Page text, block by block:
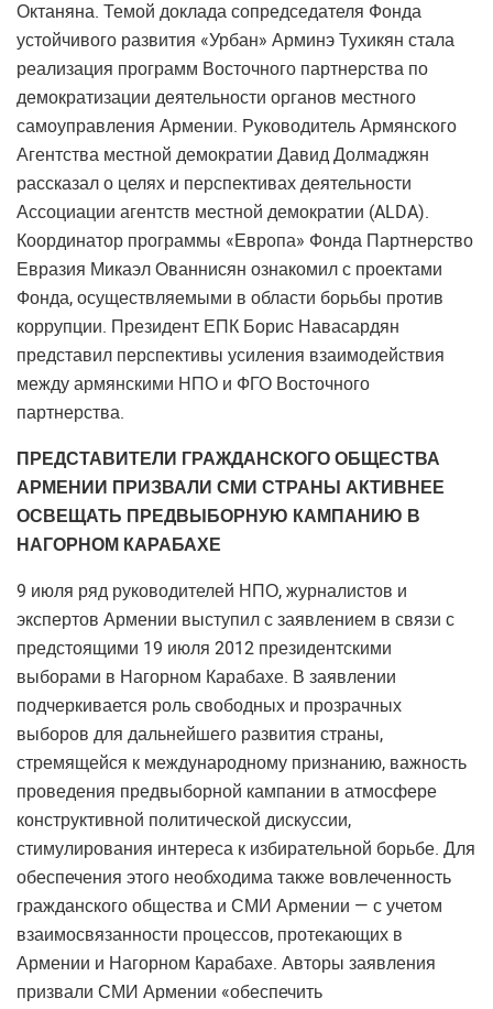
Октаняна. Темой доклада сопредседателя Фонда
устойчивого развития «Урбан» Арминэ Тухикян стала
реализация программ Восточного партнерства по
демократизации деятельности органов местного
самоуправления Армении. Руководитель Армянского
Агентства местной демократии Давид Долмаджян
рассказал о целях и перспективах деятельности
Ассоциации агентств местной демократии (ALDA).
Координатор программы «Европа» Фонда Партнерство
Евразия Микаэл Ованнисян ознакомил с проектами
Фонда, осуществляемыми в области борьбы против
коррупции. Президент ЕПК Борис Навасардян
представил перспективы усиления взаимодействия
между армянскими НПО и ФГО Восточного
партнерства.
ПРЕДСТАВИТЕЛИ ГРАЖДАНСКОГО ОБЩЕСТВА
АРМЕНИИ ПРИЗВАЛИ СМИ СТРАНЫ АКТИВНЕЕ
ОСВЕЩАТЬ ПРЕДВЫБОРНУЮ КАМПАНИЮ В
НАГОРНОМ КАРАБАХЕ
9 июля ряд руководителей НПО, журналистов и
экспертов Армении выступил с заявлением в связи с
предстоящими 19 июля 2012 президентскими
выборами в Нагорном Карабахе. В заявлении
подчеркивается роль свободных и прозрачных
выборов для дальнейшего развития страны,
стремящейся к международному признанию, важность
проведения предвыборной кампании в атмосфере
конструктивной политической дискуссии,
стимулирования интереса к избирательной борьбе. Для
обеспечения этого необходима также вовлеченность
гражданского общества и СМИ Армении — с учетом
взаимосвязанности процессов, протекающих в
Армении и Нагорном Карабахе. Авторы заявления
призвали СМИ Армении «обеспечить